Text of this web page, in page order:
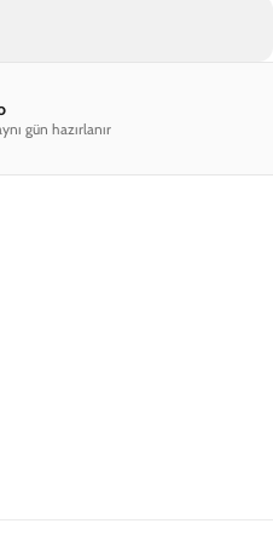
gün hazırlanır